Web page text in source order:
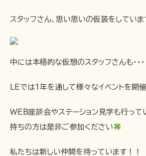
スタッフさん、思い思いの仮装をしていま
中には本格的な仮想のスタッフさんも・・・
LEでは1年を通して様々なイベントを開催
WEB座談会やステーション見学も行って
持ちの方は是非ご参加ください
私たちは新しい仲間を待っています！！